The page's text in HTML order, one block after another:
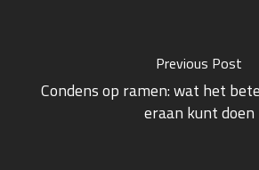
Previous Post
Condens op ramen: wat het
eraan kunt doen